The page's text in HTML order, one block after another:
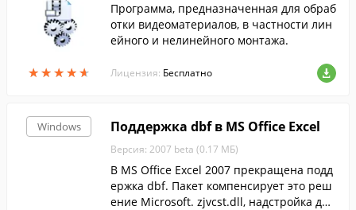
★★★★★
★★★★★
Программа, предназначенная для обраб
отки видеоматериалов, в частности лин
ейного и нелинейного монтажа.
Лицензия: Бесплатно
Windows Поддержка dbf в MS Office Excel
Версия: 2007 beta (0.17 МБ)
В MS Office Excel 2007 прекращена подд
ержка dbf. Пакет компенсирует это реш
ение Microsoft. zjvcst.dll, надстройка для